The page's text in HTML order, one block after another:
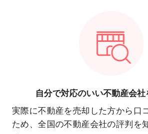
自分で対応のいい不動産会社
実際に不動産を売却した方から口
ため、全国の不動産会社の評判を